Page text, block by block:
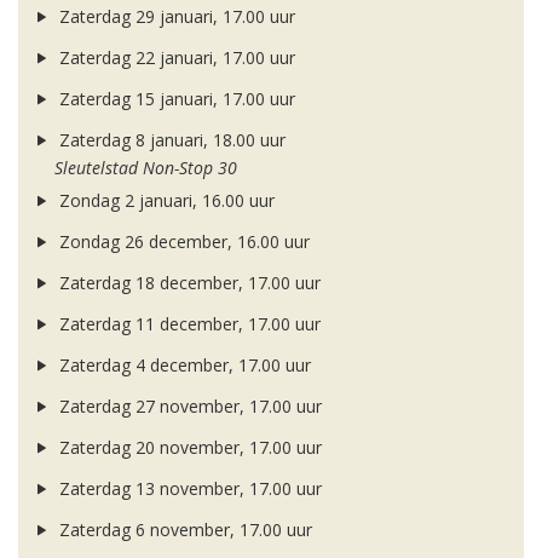
Zaterdag 29 januari, 17.00 uur
Zaterdag 22 januari, 17.00 uur
Zaterdag 15 januari, 17.00 uur
Zaterdag 8 januari, 18.00 uur
Sleutelstad Non-Stop 30
Zondag 2 januari, 16.00 uur
Zondag 26 december, 16.00 uur
Zaterdag 18 december, 17.00 uur
Zaterdag 11 december, 17.00 uur
Zaterdag 4 december, 17.00 uur
Zaterdag 27 november, 17.00 uur
Zaterdag 20 november, 17.00 uur
Zaterdag 13 november, 17.00 uur
Zaterdag 6 november, 17.00 uur